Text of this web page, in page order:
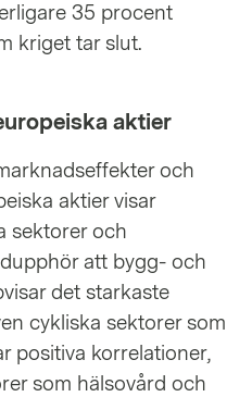
35 procent
kriget tar slut.
aktier
och
aktier visar
sektorer och
att bygg- och
det starkaste
cykliska sektorer som
positiva korrelationer,
som hälsovård och